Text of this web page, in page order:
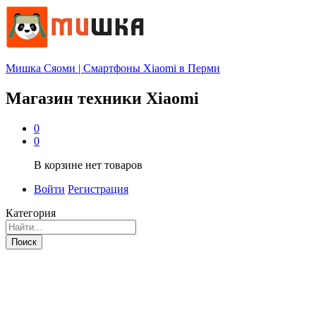
Мишка Сяоми | Смартфоны Xiaomi в Перми
Магазин техники Xiaomi
0
0
В корзине нет товаров
Войти Регистрация
Категория
Поиск